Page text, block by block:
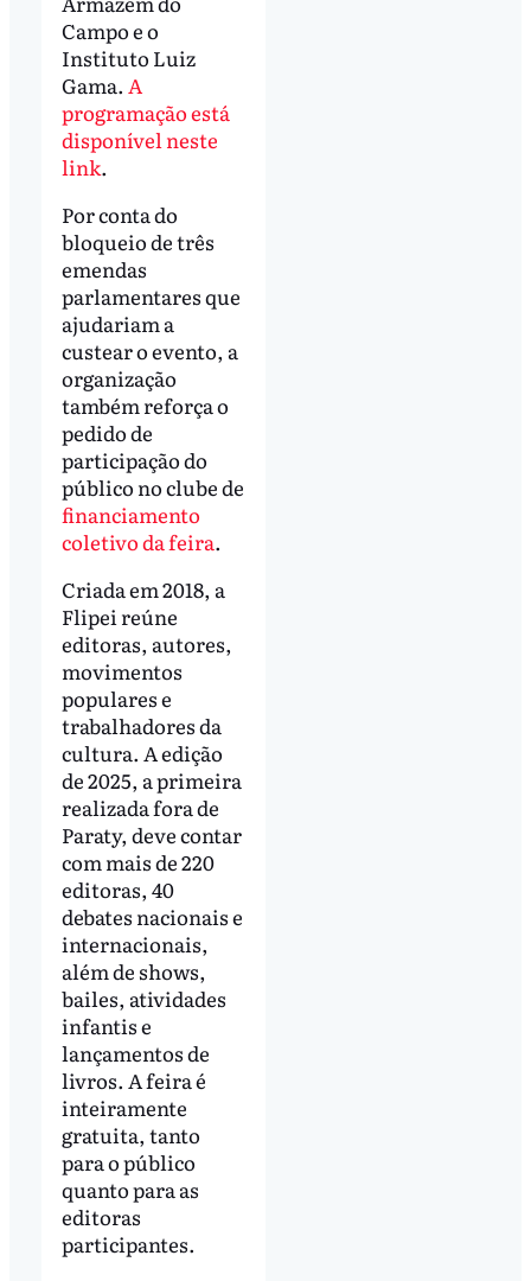
Campo e o
Instituto Luiz
Gama. A
programação está
disponível neste
link.
Por conta do
bloqueio de três
emendas
parlamentares que
ajudariam a
custear o evento, a
organização
também reforça o
pedido de
participação do
público no clube de
financiamento
coletivo da feira.
Criada em 2018, a
Flipei reúne
editoras, autores,
movimentos
populares e
trabalhadores da
cultura. A edição
de 2025, a primeira
realizada fora de
Paraty, deve contar
com mais de 220
editoras, 40
debates nacionais e
internacionais,
além de shows,
bailes, atividades
infantis e
lançamentos de
livros. A feira é
inteiramente
gratuita, tanto
para o público
quanto para as
editoras
participantes.